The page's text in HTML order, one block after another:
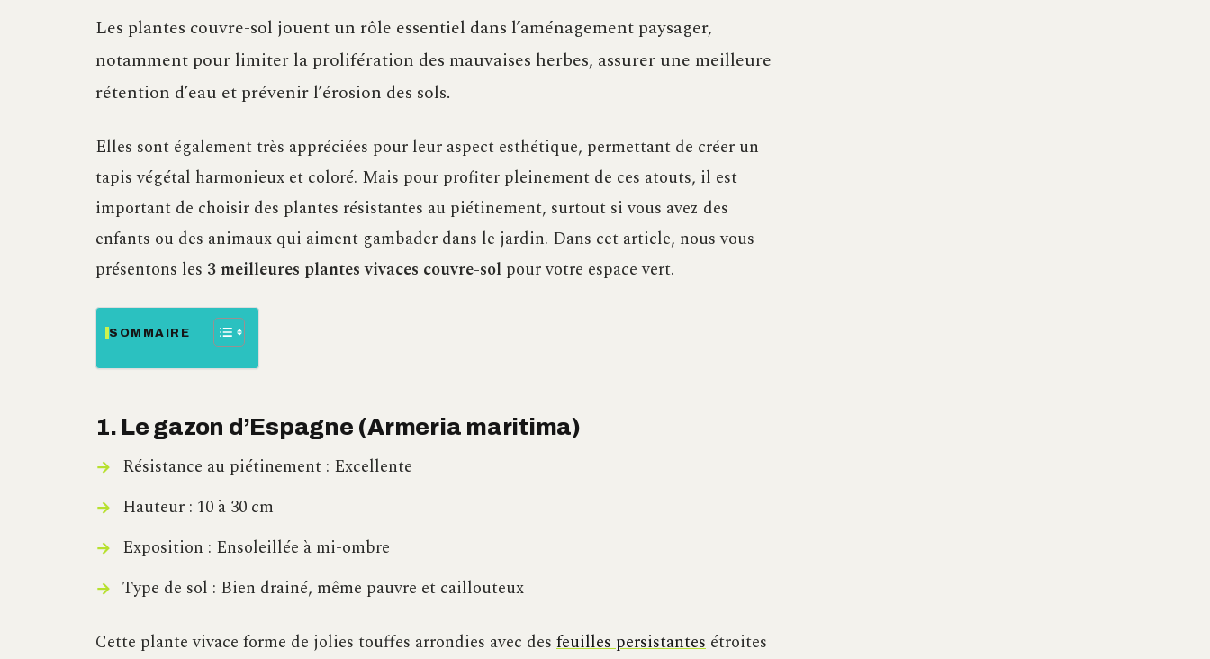
Les plantes couvre-sol jouent un rôle essentiel dans l’aménagement paysager,
notamment pour limiter la prolifération des mauvaises herbes, assurer une meilleure
rétention d’eau et prévenir l’érosion des sols.
Elles sont également très appréciées pour leur aspect esthétique, permettant de créer un
tapis végétal harmonieux et coloré. Mais pour profiter pleinement de ces atouts, il est
important de choisir des plantes résistantes au piétinement, surtout si vous avez des
enfants ou des animaux qui aiment gambader dans le jardin. Dans cet article, nous vous
présentons les 3 meilleures plantes vivaces couvre-sol pour votre espace vert.
SOMMAIRE
1. Le gazon d’Espagne (Armeria maritima)
Résistance au piétinement : Excellente
Hauteur : 10 à 30 cm
Exposition : Ensoleillée à mi-ombre
Type de sol : Bien drainé, même pauvre et caillouteux
Cette plante vivace forme de jolies touffes arrondies avec des feuilles persistantes étroites